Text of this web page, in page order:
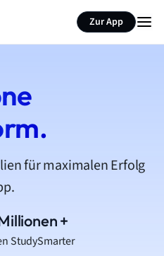
Zur App
für maximalen Erfolg
+
StudySmarter